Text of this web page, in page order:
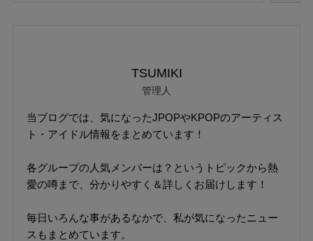
TSUMIKI
管理人
当ブログでは、気になったJPOPやKPOPのアーティス
ト・アイドル情報をまとめています！
各グループの人気メンバーは？というトピックから熱
愛の噂まで、分かりやすく＆詳しくお届けします！
毎日いろんな事があるなかで、私が気になったニュー
スもまとめています。